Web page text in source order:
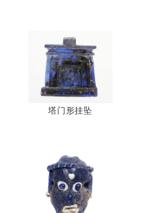
塔门形挂坠